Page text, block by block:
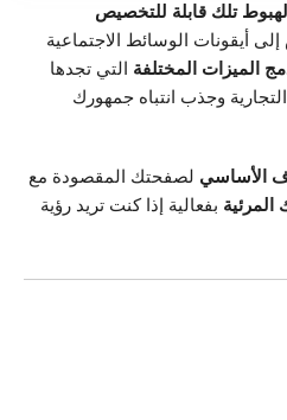
تلك قابلة للتخصيص
أيقونات الوسائط الاجتماعية
الميزات المختلفة التي تجدها
وجذب انتباه جمهورك
الأساسي لصفحتك المقصودة مع
المرئية بفعالية إذا كنت تريد رؤية